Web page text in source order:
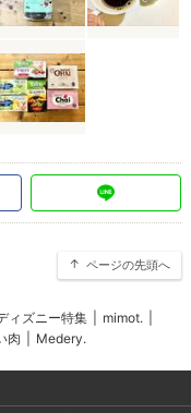
ページの先頭へ
ィズニー特集 mimot.
肉 Medery.